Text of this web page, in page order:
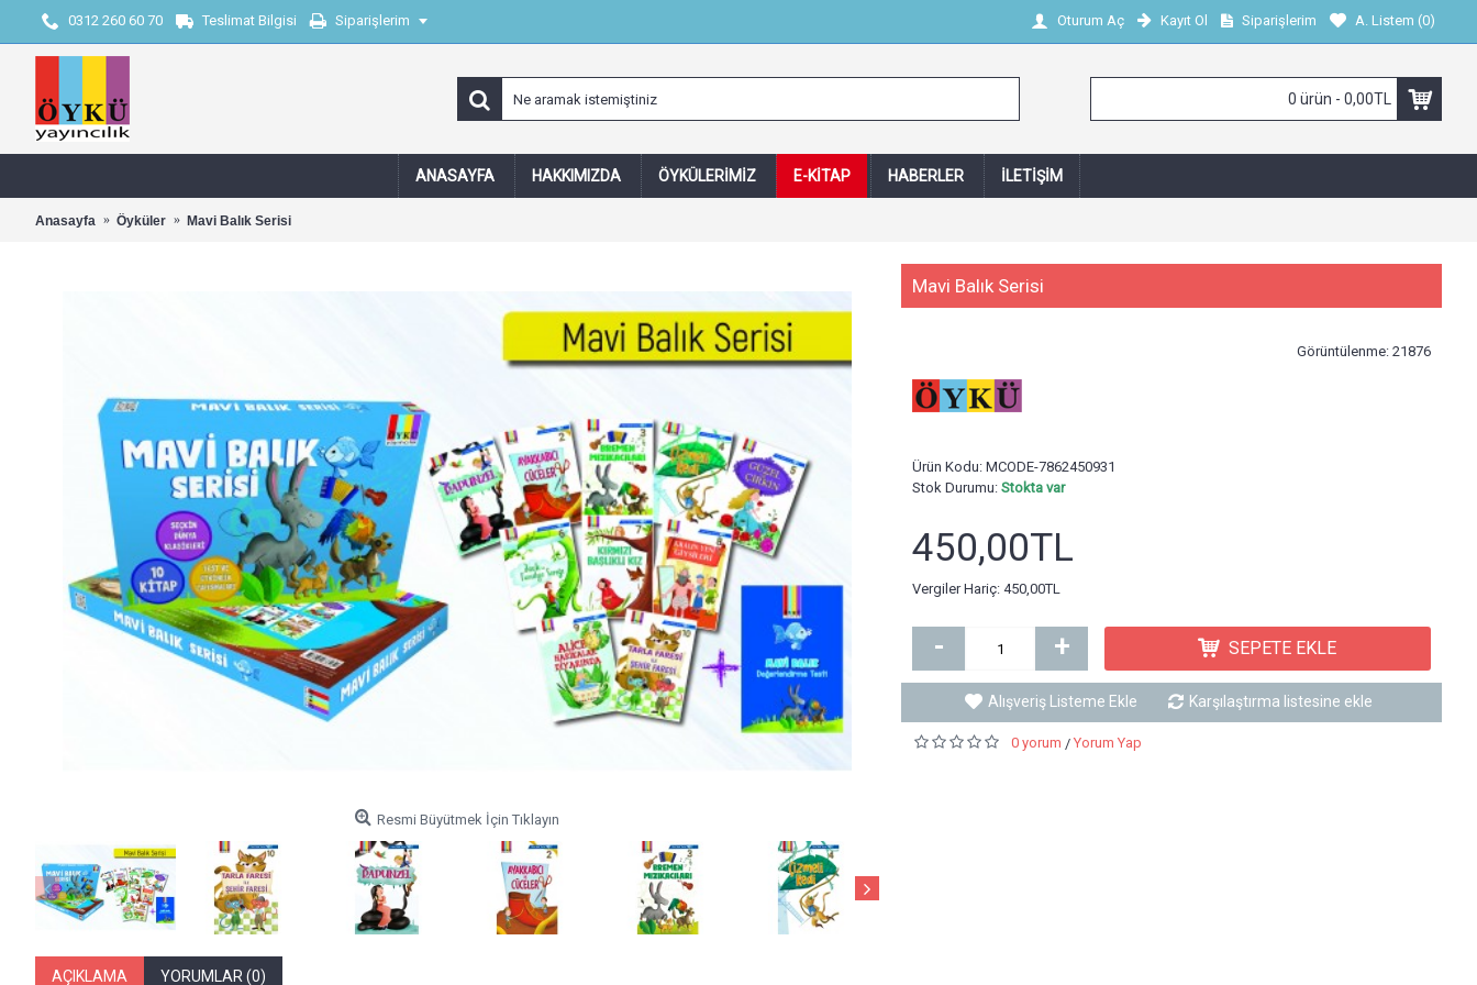
0312 260 60 70 Teslimat Bilgisi Siparişlerim Oturum Aç Kayıt Ol Siparişlerim A. Listem (0)
0 ürün - 0,00TL
ANASAYFA HAKKIMIZDA ÖYKÜLERIMIZ E-KITAP HABERLER İLETIŞIM
Anasayfa Öyküler Mavi Balık Serisi
Resmi Büyütmek İçin Tıklayın
Mavi Balık Serisi
Görüntülenme: 21876
Ürün Kodu: MCODE-7862450931
Stok Durumu: Stokta var
450,00TL
Vergiler Hariç: 450,00TL
- + SEPETE EKLE
Alışveriş Listeme Ekle Karşılaştırma listesine ekle
0 yorum / Yorum Yap
AÇIKLAMA YORUMLAR (0)